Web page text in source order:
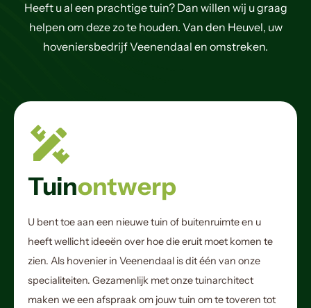
Heeft u al een prachtige tuin? Dan willen wij u graag
helpen om deze zo te houden. Van den Heuvel, uw
hoveniersbedrijf Veenendaal en omstreken.
Tuinontwerp
U bent toe aan een nieuwe tuin of buitenruimte en u
heeft wellicht ideeën over hoe die eruit moet komen te
zien. Als hovenier in Veenendaal is dit één van onze
specialiteiten. Gezamenlijk met onze tuinarchitect
maken we een afspraak om jouw tuin om te toveren tot